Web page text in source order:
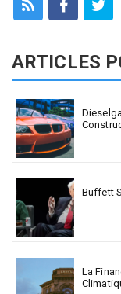
ARTICLES
Buffett
La